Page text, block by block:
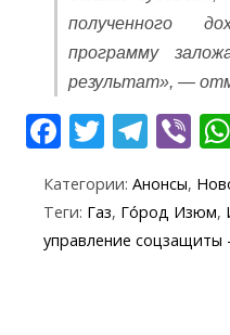
полученного
программу
результат», —
F
e
b
T
itt
er
T
e
gr
Vi
er
Категории: Анонсы,
Теги: Газ, Го́род Изюм,
управление соцзащиты